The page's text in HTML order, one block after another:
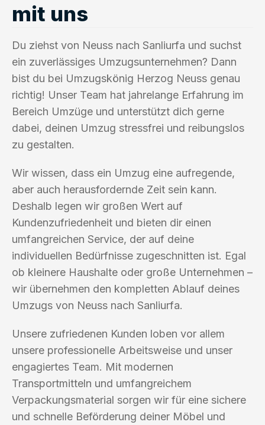
mit uns
Du ziehst von Neuss nach Sanliurfa und suchst
ein zuverlässiges Umzugsunternehmen? Dann
bist du bei Umzugskönig Herzog Neuss genau
richtig! Unser Team hat jahrelange Erfahrung im
Bereich Umzüge und unterstützt dich gerne
dabei, deinen Umzug stressfrei und reibungslos
zu gestalten.
Wir wissen, dass ein Umzug eine aufregende,
aber auch herausfordernde Zeit sein kann.
Deshalb legen wir großen Wert auf
Kundenzufriedenheit und bieten dir einen
umfangreichen Service, der auf deine
individuellen Bedürfnisse zugeschnitten ist. Egal
ob kleinere Haushalte oder große Unternehmen –
wir übernehmen den kompletten Ablauf deines
Umzugs von Neuss nach Sanliurfa.
Unsere zufriedenen Kunden loben vor allem
unsere professionelle Arbeitsweise und unser
engagiertes Team. Mit modernen
Transportmitteln und umfangreichem
Verpackungsmaterial sorgen wir für eine sichere
und schnelle Beförderung deiner Möbel und